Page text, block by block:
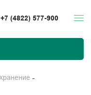
+7 (4822) 577-900
Хранение